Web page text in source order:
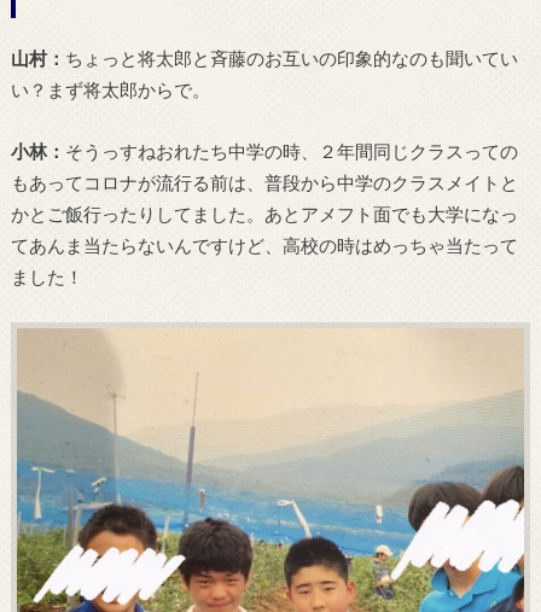
山村： ちょっと将太郎と斉藤のお互いの印象的なのも聞いてい
い？まず将太郎からで。
小林： そうっすねおれたち中学の時、２年間同じクラスっての
もあってコロナが流行る前は、普段から中学のクラスメイトと
かとご飯行ったりしてました。あとアメフト面でも大学になっ
てあんま当たらないんですけど、高校の時はめっちゃ当たって
ました！